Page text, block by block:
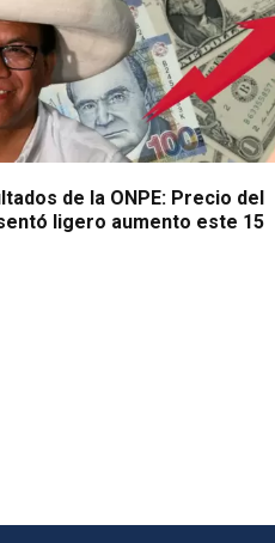
de la ONPE: Precio del
ligero aumento este 15